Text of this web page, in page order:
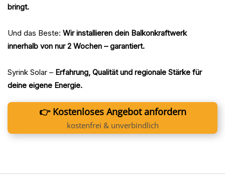
bringt.
Und das Beste: Wir installieren dein Balkonkraftwerk
innerhalb von nur 2 Wochen – garantiert.
Syrink Solar – Erfahrung, Qualität und regionale Stärke für
deine eigene Energie.
👉 Kostenloses Angebot anfordern
kostenfrei & unverbindlich